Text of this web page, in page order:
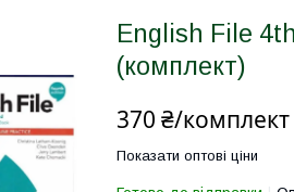
English File
(комплект)
370 ₴/комплект
Показати оптові ціни